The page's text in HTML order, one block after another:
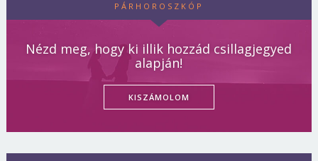
PÁRHOROSZKÓP
Nézd meg, hogy ki illik hozzád csillagjegyed
alapján!
KISZÁMOLOM